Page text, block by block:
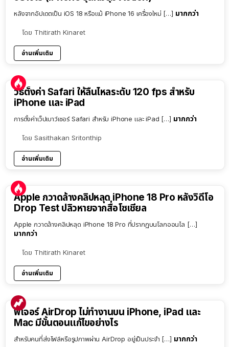
หลังจากอัปเดตเป็น iOS 18 หรือแม้ iPhone 16 เครื่องใหม่ […] มากกว่า
โดย Thitirath Kinaret
อ่านเพิ่มเติม
วิธีตั้งค่า Safari ให้ลื่นไหลระดับ 120 fps สำหรับ
iPhone และ iPad
การตั้งค่าเว็ปเบาว์เซอร์ Safari สำหรับ iPhone และ iPad […] มากกว่า
โดย Sasithakan Sritonthip
อ่านเพิ่มเติม
Apple กวาดล้างคลิปหลุด iPhone 18 Pro หลังวิดีโอ
Drop Test ปลิวหายจากสื่อโซเชียล
Apple กวาดล้างคลิปหลุด iPhone 18 Pro ที่ปรากฏบนโลกออนไล […]
มากกว่า
โดย Thitirath Kinaret
อ่านเพิ่มเติม
ฟีเจอร์ AirDrop ไม่ทำงานบน iPhone, iPad และ
Mac มีขั้นตอนแก้ไขอย่างไร
สำหรับคนที่ส่งไฟล์หรือรูปภาพผ่าน AirDrop อยู่เป็นประจำ […] มากกว่า